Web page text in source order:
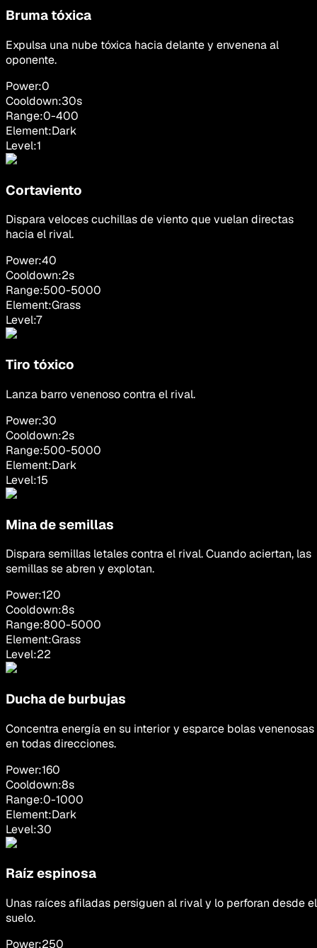
Bruma tóxica
Expulsa una nube tóxica hacia delante y envenena al
oponente.
Power:0
Cooldown:30s
Range:0-400
Element:Dark
Level:1
Cortaviento
Dispara veloces cuchillas de viento que vuelan directas
hacia el rival.
Power:40
Cooldown:2s
Range:500-5000
Element:Grass
Level:7
Tiro tóxico
Lanza barro venenoso contra el rival.
Power:30
Cooldown:2s
Range:500-5000
Element:Dark
Level:15
Mina de semillas
Dispara semillas letales contra el rival. Cuando aciertan, las
semillas se abren y explotan.
Power:120
Cooldown:8s
Range:800-5000
Element:Grass
Level:22
Ducha de burbujas
Concentra energía en su interior y esparce bolas venenosas
en todas direcciones.
Power:160
Cooldown:8s
Range:0-1000
Element:Dark
Level:30
Raíz espinosa
Unas raíces afiladas persiguen al rival y lo perforan desde el
suelo.
Power:250